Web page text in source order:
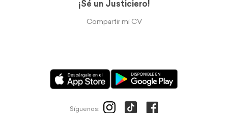
¡Sé un Justiciero!
Compartir mi CV
Síguenos: